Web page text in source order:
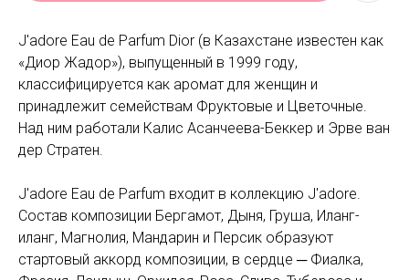
J'adore Eau de Parfum Dior (в Казахстане известен как
«Диор Жадор»), выпущенный в 1999 году,
классифицируется как аромат для женщин и
принадлежит семействам Фруктовые и Цветочные.
Над ним работали Калис Асанчеева-Беккер и Эрве ван
дер Стратен.
J'adore Eau de Parfum входит в коллекцию J'adore.
Состав композиции Бергамот, Дыня, Груша, Иланг-
иланг, Магнолия, Мандарин и Персик образуют
стартовый аккорд композиции, в сердце ─ Фиалка,